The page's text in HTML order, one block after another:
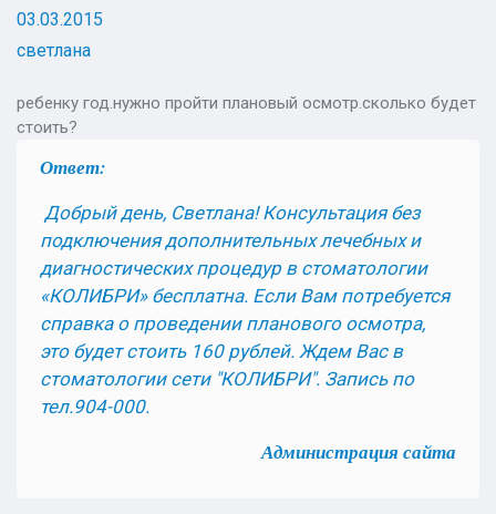
03.03.2015
светлана
ребенку год.нужно пройти плановый осмотр.сколько будет
стоить?
Ответ:
Добрый день, Светлана! Консультация без
подключения дополнительных лечебных и
диагностических процедур в стоматологии
«КОЛИБРИ» бесплатна. Если Вам потребуется
справка о проведении планового осмотра,
это будет стоить 160 рублей. Ждем Вас в
стоматологии сети "КОЛИБРИ". Запись по
тел.904-000.
Администрация сайта